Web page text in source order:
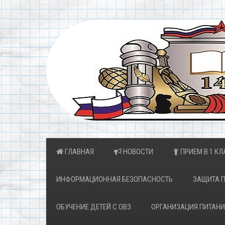
ГЛАВНАЯ НОВОСТИ ПРИЕМ В 1
ИНФОРМАЦИОННАЯ БЕЗОПАСНОСТЬ ЗАЩИТА
ОБУЧЕНИЕ ДЕТЕЙ С ОВЗ ОРГАНИЗАЦИЯ